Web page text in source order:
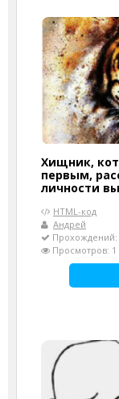
Хищник,
первым,
личности
HTML-код
Андрей
Прохождений:
Просмотров: 1